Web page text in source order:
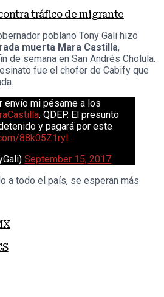
tráfico de migrante
poblano Tony Gali hizo
muerta Mara Castilla,
de semana en San Andrés Cholula.
fue el chofer de Cabify que
envío mi pésame a los
. QDEP. El presunto
y pagará por este
88k05Z1ryl
September 15, 2017
a todo el país, se esperan más